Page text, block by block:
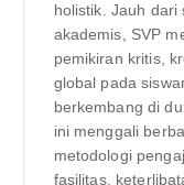
holistik. Jauh dari
akademis, SVP
pemikiran kritis,
global pada
berkembang di
ini menggali
metodologi
fasilitas,